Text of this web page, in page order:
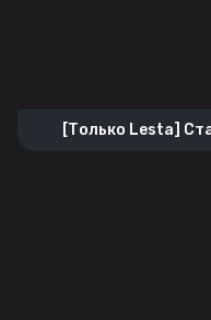
[Только Lesta]